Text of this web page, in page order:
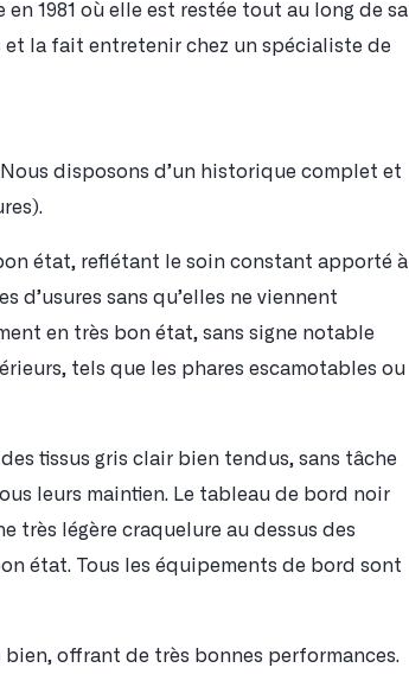
1981 où elle est restée tout au long de sa
la fait entretenir chez un spécialiste de
disposons d’un historique complet et
état, reflétant le soin constant apporté à
d’usures sans qu’elles ne viennent
en très bon état, sans signe notable
tels que les phares escamotables ou
tissus gris clair bien tendus, sans tâche
leurs maintien. Le tableau de bord noir
très légère craquelure au dessus des
état. Tous les équipements de bord sont
offrant de très bonnes performances.